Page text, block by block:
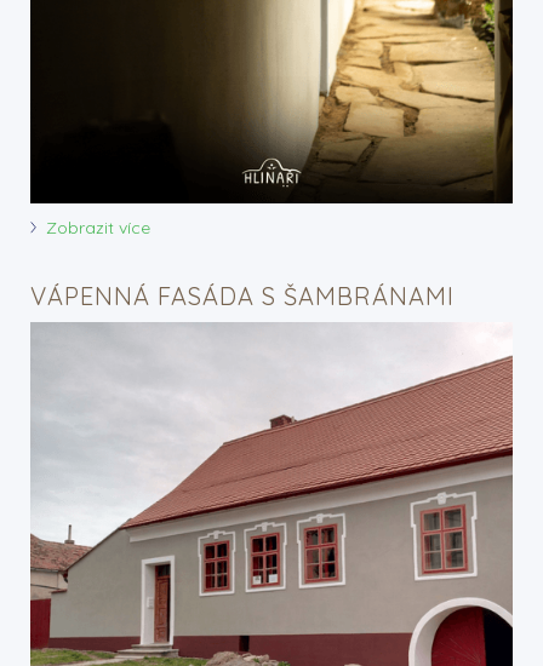
Zobrazit více
VÁPENNÁ FASÁDA S ŠAMBRÁNAMI